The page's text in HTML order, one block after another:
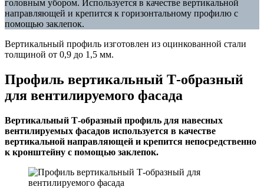
головным убором. Используется в качестве вертикальной
направляющей и крепится к горизонтальному профилю с
помощью заклепок.
Вертикальный профиль изготовлен из оцинкованной стали
толщиной от 0,9 до 1,5 мм.
Профиль вертикальный Т-образный
для вентилируемого фасада
Вертикальный Т-образный профиль для навесных
вентилируемых фасадов используется в качестве
вертикальной направляющей и крепится непосредственно
к кронштейну с помощью заклепок.